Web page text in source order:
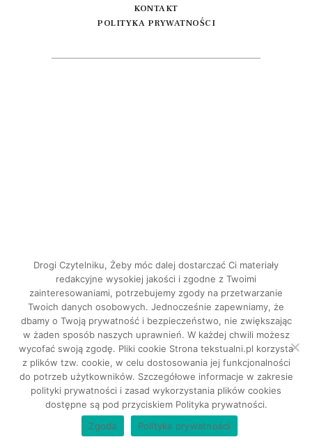
KONTAKT
POLITYKA PRYWATNOŚCI
INSTAGRAM
FACEBOOK
Tekstualni © 2026. Wszystkie prawa
zastrzeżone.
Drogi Czytelniku, Żeby móc dalej dostarczać Ci materiały
redakcyjne wysokiej jakości i zgodne z Twoimi
zainteresowaniami, potrzebujemy zgody na przetwarzanie
Twoich danych osobowych. Jednocześnie zapewniamy, że
dbamy o Twoją prywatność i bezpieczeństwo, nie zwiększając
w żaden sposób naszych uprawnień. W każdej chwili możesz
wycofać swoją zgodę. Pliki cookie Strona tekstualni.pl korzysta
z plików tzw. cookie, w celu dostosowania jej funkcjonalności
do potrzeb użytkowników. Szczegółowe informacje w zakresie
polityki prywatności i zasad wykorzystania plików cookies
dostępne są pod przyciskiem Polityka prywatności.
Zgoda
Polityka prywatności